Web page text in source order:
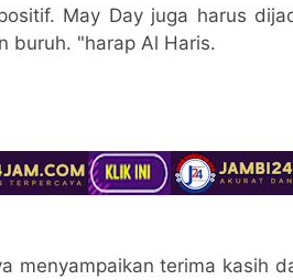
May Day juga harus
buruh. "harap Al Haris.
menyampaikan terima kasih